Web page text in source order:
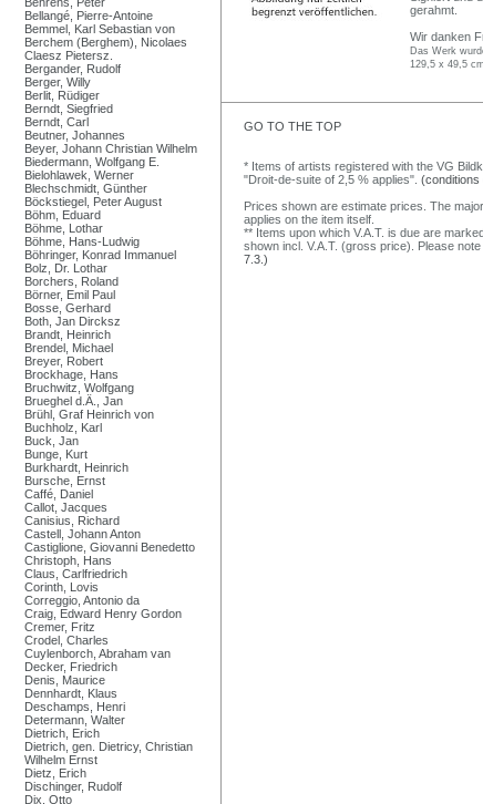
Bellangé, Pierre-Antoine
Bemmel, Karl Sebastian von
Berchem (Berghem), Nicolaes
Claesz Pietersz.
Bergander, Rudolf
Berger, Willy
Berlit, Rüdiger
Berndt, Siegfried
Berndt, Carl
Beutner, Johannes
Beyer, Johann Christian Wilhelm
Biedermann, Wolfgang E.
Bielohlawek, Werner
Blechschmidt, Günther
Böckstiegel, Peter August
Böhm, Eduard
Böhme, Lothar
Böhme, Hans-Ludwig
Böhringer, Konrad Immanuel
Bolz, Dr. Lothar
Borchers, Roland
Börner, Emil Paul
Bosse, Gerhard
Both, Jan Dircksz
Brandt, Heinrich
Brendel, Michael
Breyer, Robert
Brockhage, Hans
Bruchwitz, Wolfgang
Brueghel d.Ä., Jan
Brühl, Graf Heinrich von
Buchholz, Karl
Buck, Jan
Bunge, Kurt
Burkhardt, Heinrich
Bursche, Ernst
Caffé, Daniel
Callot, Jacques
Canisius, Richard
Castell, Johann Anton
Castiglione, Giovanni Benedetto
Christoph, Hans
Claus, Carlfriedrich
Corinth, Lovis
Correggio, Antonio da
Craig, Edward Henry Gordon
Cremer, Fritz
Crodel, Charles
Cuylenborch, Abraham van
Decker, Friedrich
Denis, Maurice
Dennhardt, Klaus
Deschamps, Henri
Determann, Walter
Dietrich, Erich
Dietrich, gen. Dietricy, Christian
Wilhelm Ernst
Dietz, Erich
Dischinger, Rudolf
Dix, Otto
gerahmt.
Wir danken
Das Werk
129,5 x 49,5
GO TO THE TOP
* Items of artists registered with the VG
"Droit-de-suite of 2,5 % applies". (conditions
Prices shown are estimate prices. The
applies on the item itself.
** Items upon which V.A.T. is due are
shown incl. V.A.T. (gross price). Please
7.3.)